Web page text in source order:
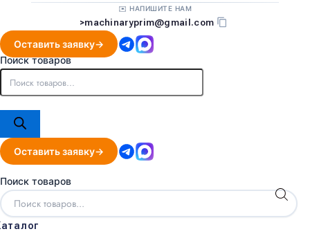
✉️ НАПИШИТЕ НАМ
>machinaryprim@gmail.com
Оставить заявку
Поиск товаров
Оставить заявку
Поиск товаров